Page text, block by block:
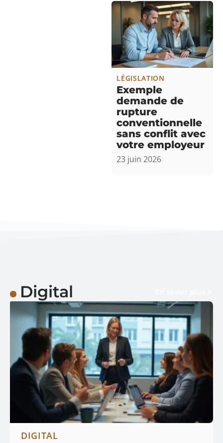
LÉGISLATION
Exemple
demande de
rupture
conventionnelle
sans conflit avec
votre employeur
23 juin 2026
Digital
DIGITAL